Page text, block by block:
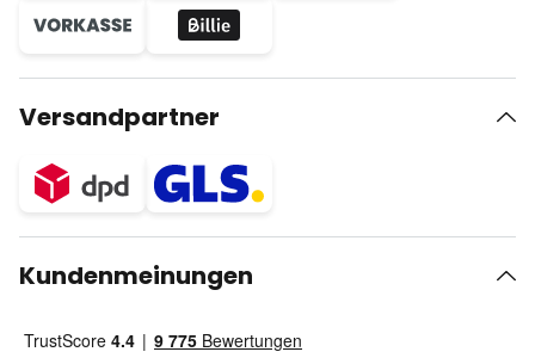
Versandpartner
Kundenmeinungen